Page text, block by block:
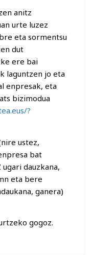
anitz
urte luzez
eta sormentsu
dut
ere bai
laguntzen jo eta
enpresak, eta
bizimodua
?
ustez,
bat
dauzkana,
eta bere
ganera)
gogoz.